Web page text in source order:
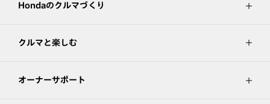
Hondaのクルマづくり
クルマと楽しむ
オーナーサポート